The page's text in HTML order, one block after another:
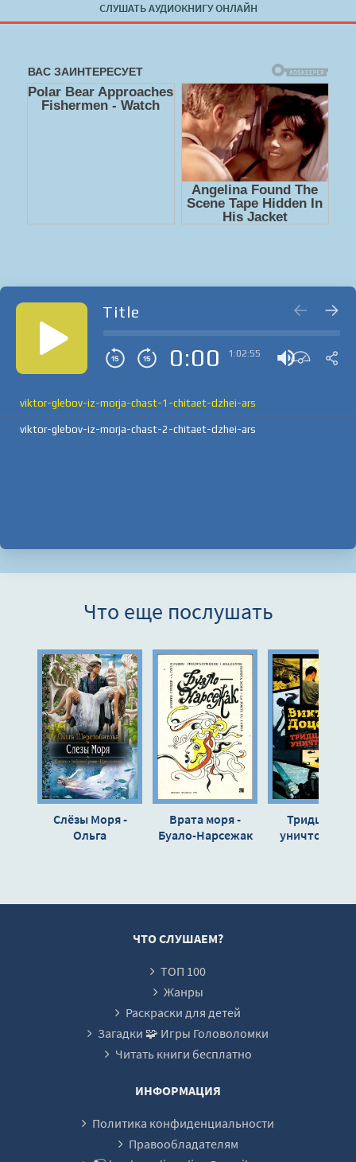
СЛУШАТЬ АУДИОКНИГУ ОНЛАЙН
Title
0:00 1:02:55
viktor-glebov-iz-morja-chast-1-chitaet-dzhei-ars
viktor-glebov-iz-morja-chast-2-chitaet-dzhei-ars
Что еще послушать
Слёзы Моря -
Ольга
Врата моря -
Буало-Нарсежак
Тридцатого
уничтожить!
ЧТО СЛУШАЕМ?
ТОП 100
Жанры
Раскраски для детей
Загадки 🧩 Игры Головоломки
Читать книги бесплатно
ИНФОРМАЦИЯ
Политика конфиденциальности
Правообладателям